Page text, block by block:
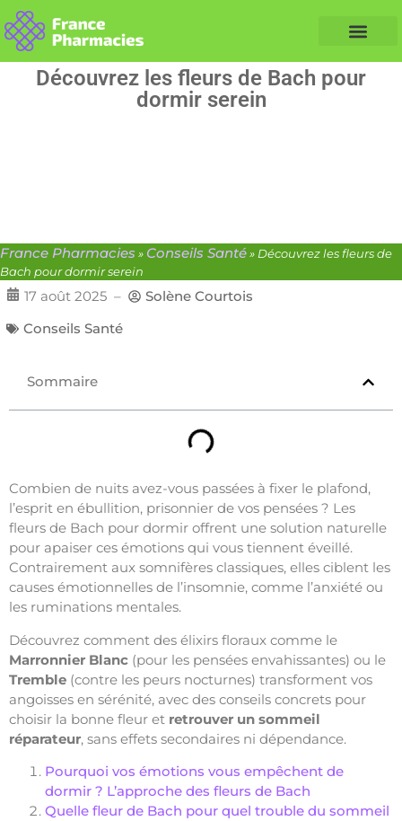
Découvrez les fleurs de Bach pour
dormir serein
France Pharmacies » Conseils Santé» Découvrez les fleurs de
Bach pour dormir serein
17 août 2025 –
Solène Courtois
Conseils Santé
Sommaire
Combien de nuits avez-vous passées à fixer le plafond,
l’esprit en ébullition, prisonnier de vos pensées ? Les
fleurs de Bach pour dormir offrent une solution naturelle
pour apaiser ces émotions qui vous tiennent éveillé.
Contrairement aux somnifères classiques, elles ciblent les
causes émotionnelles de l’insomnie, comme l’anxiété ou
les ruminations mentales.
Découvrez comment des élixirs floraux comme le
Marronnier Blanc (pour les pensées envahissantes) ou le
Tremble (contre les peurs nocturnes) transforment vos
angoisses en sérénité, avec des conseils concrets pour
choisir la bonne fleur et retrouver un sommeil
réparateur, sans effets secondaires ni dépendance.
Pourquoi vos émotions vous empêchent de
dormir ? L’approche des fleurs de Bach
Quelle fleur de Bach pour quel trouble du sommeil